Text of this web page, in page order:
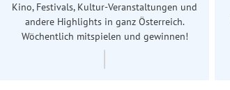
Kino, Festivals, Kultur-Veranstaltungen und
andere Highlights in ganz Österreich.
Wöchentlich mitspielen und gewinnen!